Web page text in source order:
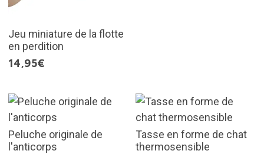
Jeu miniature de la flotte
en perdition
14,95€
Peluche originale de
l'anticorps
Tasse en forme de chat
thermosensible